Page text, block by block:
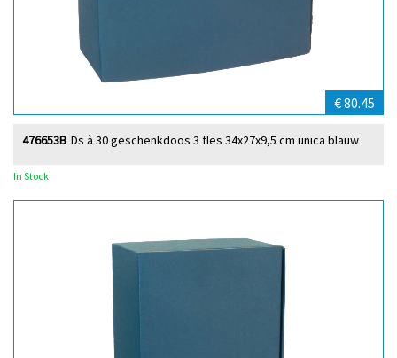
€ 80.45
Ds à 30 geschenkdoos 3 fles 34x27x9,5 cm unica blauw
476653B
In Stock